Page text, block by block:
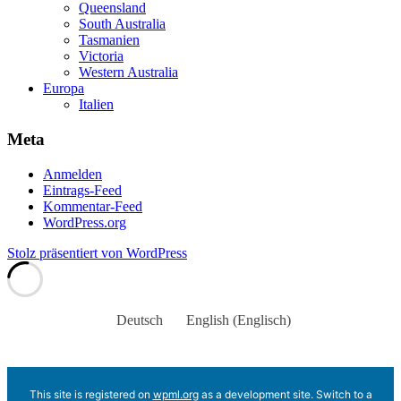
Queensland
South Australia
Tasmanien
Victoria
Western Australia
Europa
Italien
Meta
Anmelden
Eintrags-Feed
Kommentar-Feed
WordPress.org
Stolz präsentiert von WordPress
Deutsch English (Englisch)
This site is registered on wpml.orgas a development site. Switch to a